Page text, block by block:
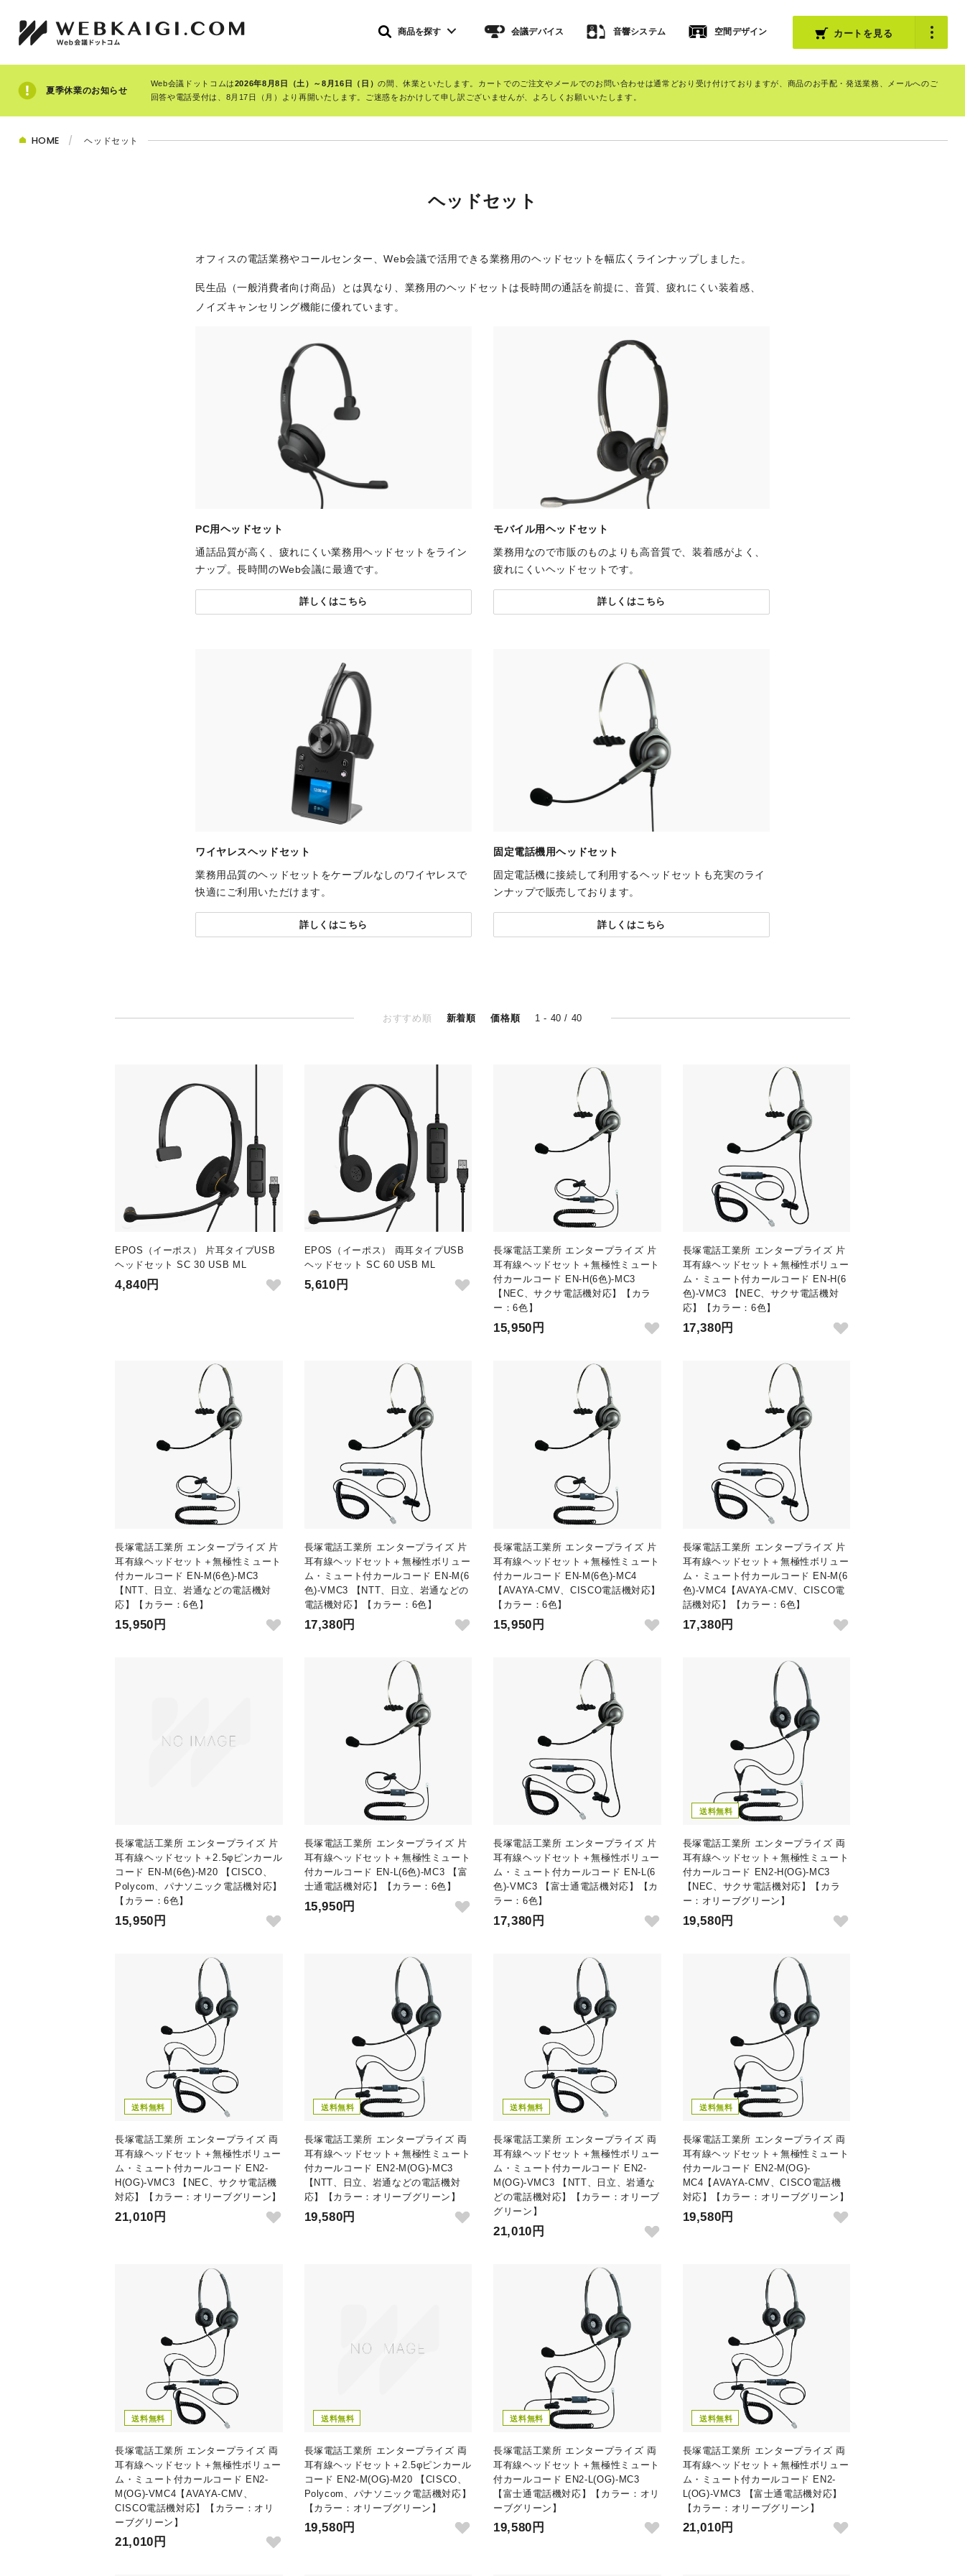
商品を探す 会議デバイス 音響システム 空間デザイン カートを見る
夏季休業のお知らせ
Web会議ドットコムは2026年8月8日（土）～8月16日（日）の間、休業といたします。カートでのご注文やメールでのお問い合わせは通常どおり受け付けておりますが、商品のお手配・発送業務、メールへのご
回答や電話受付は、8月17日（月）より再開いたします。ご迷惑をおかけして申し訳ございませんが、よろしくお願いいたします。
HOME ヘッドセット
ヘッドセット
オフィスの電話業務やコールセンター、Web会議で活用できる業務用のヘッドセットを幅広くラインナップしました。
民生品（一般消費者向け商品）とは異なり、業務用のヘッドセットは長時間の通話を前提に、音質、疲れにくい装着感、
ノイズキャンセリング機能に優れています。
PC用ヘッドセット
通話品質が高く、疲れにくい業務用ヘッドセットをライン
ナップ。長時間のWeb会議に最適です。
詳しくはこちら
モバイル用ヘッドセット
業務用なので市販のものよりも高音質で、装着感がよく、
疲れにくいヘッドセットです。
詳しくはこちら
ワイヤレスヘッドセット
業務用品質のヘッドセットをケーブルなしのワイヤレスで
快適にご利用いただけます。
詳しくはこちら
固定電話機用ヘッドセット
固定電話機に接続して利用するヘッドセットも充実のライ
ンナップで販売しております。
詳しくはこちら
おすすめ順 新着順 価格順 1 - 40 / 40
EPOS（イーポス） 片耳タイプUSB
ヘッドセット SC 30 USB ML
4,840円
EPOS（イーポス） 両耳タイプUSB
ヘッドセット SC 60 USB ML
5,610円
長塚電話工業所 エンタープライズ 片
耳有線ヘッドセット＋無極性ミュート
付カールコード EN-H(6色)-MC3
【NEC、サクサ電話機対応】【カラ
ー：6色】
15,950円
長塚電話工業所 エンタープライズ 片
耳有線ヘッドセット＋無極性ボリュー
ム・ミュート付カールコード EN-H(6
色)-VMC3 【NEC、サクサ電話機対
応】【カラー：6色】
17,380円
長塚電話工業所 エンタープライズ 片
耳有線ヘッドセット＋無極性ミュート
付カールコード EN-M(6色)-MC3
【NTT、日立、岩通などの電話機対
応】【カラー：6色】
15,950円
長塚電話工業所 エンタープライズ 片
耳有線ヘッドセット＋無極性ボリュー
ム・ミュート付カールコード EN-M(6
色)-VMC3 【NTT、日立、岩通などの
電話機対応】【カラー：6色】
17,380円
長塚電話工業所 エンタープライズ 片
耳有線ヘッドセット＋無極性ミュート
付カールコード EN-M(6色)-MC4
【AVAYA-CMV、CISCO電話機対応】
【カラー：6色】
15,950円
長塚電話工業所 エンタープライズ 片
耳有線ヘッドセット＋無極性ボリュー
ム・ミュート付カールコード EN-M(6
色)-VMC4【AVAYA-CMV、CISCO電
話機対応】【カラー：6色】
17,380円
長塚電話工業所 エンタープライズ 片
耳有線ヘッドセット＋2.5φピンカール
コード EN-M(6色)-M20 【CISCO、
Polycom、パナソニック電話機対応】
【カラー：6色】
15,950円
長塚電話工業所 エンタープライズ 片
耳有線ヘッドセット＋無極性ミュート
付カールコード EN-L(6色)-MC3 【富
士通電話機対応】【カラー：6色】
15,950円
長塚電話工業所 エンタープライズ 片
耳有線ヘッドセット＋無極性ボリュー
ム・ミュート付カールコード EN-L(6
色)-VMC3 【富士通電話機対応】【カ
ラー：6色】
17,380円
送料無料
長塚電話工業所 エンタープライズ 両
耳有線ヘッドセット＋無極性ミュート
付カールコード EN2-H(OG)-MC3
【NEC、サクサ電話機対応】【カラ
ー：オリーブグリーン】
19,580円
送料無料
長塚電話工業所 エンタープライズ 両
耳有線ヘッドセット＋無極性ボリュー
ム・ミュート付カールコード EN2-
H(OG)-VMC3 【NEC、サクサ電話機
対応】【カラー：オリーブグリーン】
21,010円
送料無料
長塚電話工業所 エンタープライズ 両
耳有線ヘッドセット＋無極性ミュート
付カールコード EN2-M(OG)-MC3
【NTT、日立、岩通などの電話機対
応】【カラー：オリーブグリーン】
19,580円
送料無料
長塚電話工業所 エンタープライズ 両
耳有線ヘッドセット＋無極性ボリュー
ム・ミュート付カールコード EN2-
M(OG)-VMC3 【NTT、日立、岩通な
どの電話機対応】【カラー：オリーブ
グリーン】
21,010円
送料無料
長塚電話工業所 エンタープライズ 両
耳有線ヘッドセット＋無極性ミュート
付カールコード EN2-M(OG)-
MC4【AVAYA-CMV、CISCO電話機
対応】【カラー：オリーブグリーン】
19,580円
送料無料
長塚電話工業所 エンタープライズ 両
耳有線ヘッドセット＋無極性ボリュー
ム・ミュート付カールコード EN2-
M(OG)-VMC4【AVAYA-CMV、
CISCO電話機対応】【カラー：オリ
ーブグリーン】
21,010円
送料無料
長塚電話工業所 エンタープライズ 両
耳有線ヘッドセット＋2.5φピンカール
コード EN2-M(OG)-M20 【CISCO、
Polycom、パナソニック電話機対応】
【カラー：オリーブグリーン】
19,580円
送料無料
長塚電話工業所 エンタープライズ 両
耳有線ヘッドセット＋無極性ミュート
付カールコード EN2-L(OG)-MC3
【富士通電話機対応】【カラー：オリ
ーブグリーン】
19,580円
送料無料
長塚電話工業所 エンタープライズ 両
耳有線ヘッドセット＋無極性ボリュー
ム・ミュート付カールコード EN2-
L(OG)-VMC3 【富士通電話機対応】
【カラー：オリーブグリーン】
21,010円